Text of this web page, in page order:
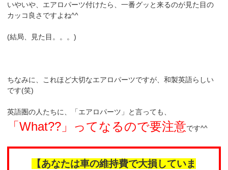
いやいや、エアロパーツ付けたら、一番グッと来るのが見た目の
カッコ良さですよね^^
(結局、見た目。。。)
ちなみに、これほど大切なエアロパーツですが、和製英語らしい
です(笑)
英語圏の人たちに、「エアロパーツ」と言っても、
「What??」ってなるので要注意です^^
【あなたは車の維持費で大損していま